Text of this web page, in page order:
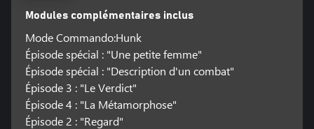
Modules complémentaires inclus
Mode Commando:Hunk
Épisode spécial : "Une petite femme"
Épisode spécial : "Description d'un combat"
Épisode 3 : "Le Verdict"
Épisode 4 : "La Métamorphose"
Épisode 2 : "Regard"